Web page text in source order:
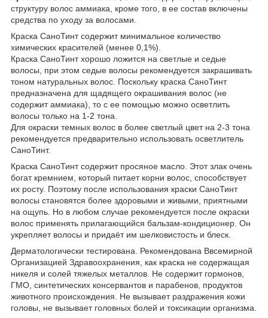
структуру волос аммиака, кроме того, в ее состав включены
средства по уходу за волосами.
Краска СаноТинт содержит минимальное количество
химических красителей (менее 0,1%).
Краска СаноТинт хорошо ложится на светлые и седые
волосы, при этом седые волосы рекомендуется закрашивать
тоном натуральных волос. Поскольку краска СаноТинт
предназначена для щадящего окрашивания волос (не
содержит аммиака), то с ее помощью можно осветлить
волосы только на 1-2 тона.
Для окраски темных волос в более светлый цвет на 2-3 тона
рекомендуется предварительно использовать осветлитель
СаноТинт.
Краска СаноТинт содержит просяное масло. Этот злак очень
богат кремнием, который питает корни волос, способствует
их росту. Поэтому после использования краски СаноТинт
волосы становятся более здоровыми и живыми, приятными
на ощупь. Но в любом случае рекомендуется после окраски
волос применять прилагающийся бальзам-кондиционер. Он
укрепляет волосы и придаёт им шелковистость и блеск.
Дерматологически тестирована. Рекомендована Ввсемирной
Организацией Здравоохранения, как краска не содержащая
никеля и солей тяжелых металлов. Не содержит гормонов,
ГМО, синтетических консервантов и парабенов, продуктов
животного происхождения. Не вызывает раздражения кожи
головы, не вызывает головных болей и токсикации организма.